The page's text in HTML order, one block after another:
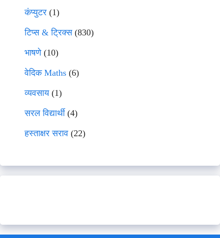
कंप्युटर (1)
टिप्स & ट्रिक्स(830)
भाषणे(10)
वेदिक Maths (6)
व्यवसाय(1)
सरल विद्यार्थी(4)
हस्ताक्षर सराव (22)